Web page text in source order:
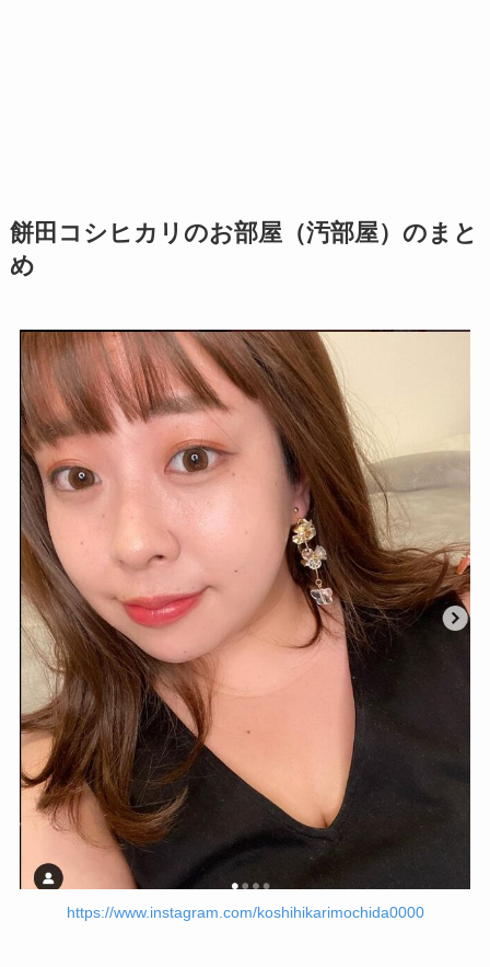
餅田コシヒカリのお部屋（汚部屋）のまと
め
https://www.instagram.com/koshihikarimochida0000